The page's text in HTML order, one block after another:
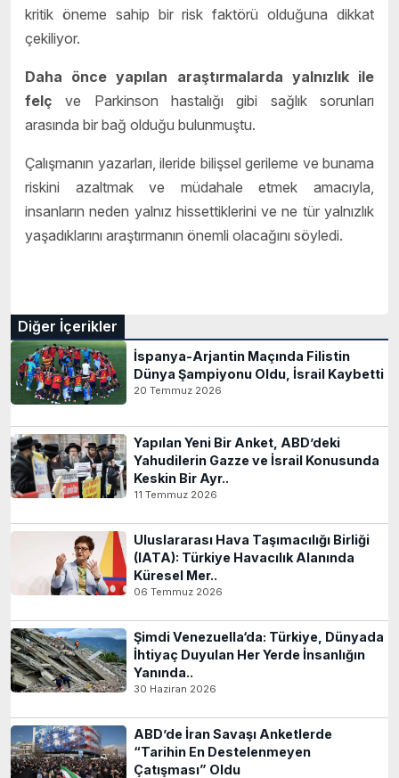
kritik öneme sahip bir risk faktörü olduğuna dikkat
çekiliyor.
Daha önce yapılan araştırmalarda yalnızlık ile
felç ve Parkinson hastalığı gibi sağlık sorunları
arasında bir bağ olduğu bulunmuştu.
Çalışmanın yazarları, ileride bilişsel gerileme ve bunama
riskini azaltmak ve müdahale etmek amacıyla,
insanların neden yalnız hissettiklerini ve ne tür yalnızlık
yaşadıklarını araştırmanın önemli olacağını söyledi.
Diğer İçerikler
İspanya-Arjantin Maçında Filistin
Dünya Şampiyonu Oldu, İsrail Kaybetti
20 Temmuz 2026
Yapılan Yeni Bir Anket, ABD’deki
Yahudilerin Gazze ve İsrail Konusunda
Keskin Bir Ayr..
11 Temmuz 2026
Uluslararası Hava Taşımacılığı Birliği
(IATA): Türkiye Havacılık Alanında
Küresel Mer..
06 Temmuz 2026
Şimdi Venezuella‘da: Türkiye, Dünyada
İhtiyaç Duyulan Her Yerde İnsanlığın
Yanında..
30 Haziran 2026
ABD’de İran Savaşı Anketlerde
“Tarihin En Destelenmeyen
Çatışması” Oldu